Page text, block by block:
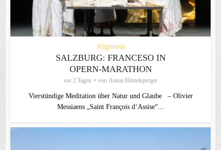
Allgemein
SALZBURG: FRANCESO IN
OPERN-MARATHON
vor 2 Tagen von Anton Hötzelsperger
Vierstündige Meditation über Natur und Glaube – Olivier
Messiaens „Saint François d‘Assise“...